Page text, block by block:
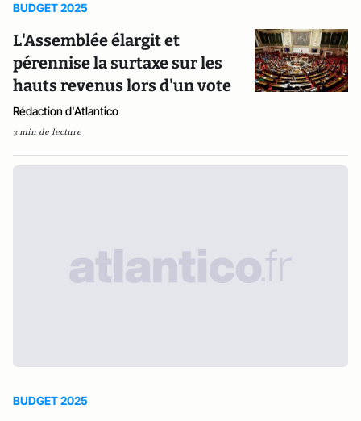
BUDGET 2025
L'Assemblée élargit et
pérennise la surtaxe sur les
hauts revenus lors d'un vote
Rédaction d'Atlantico
3 min de lecture
BUDGET 2025